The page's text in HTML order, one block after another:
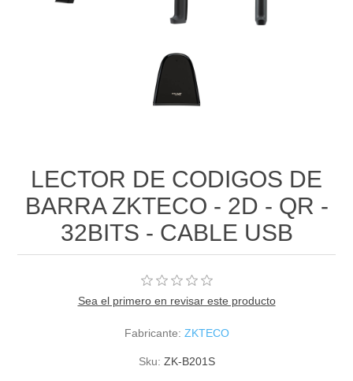
LECTOR DE CODIGOS DE
BARRA ZKTECO - 2D - QR -
32BITS - CABLE USB
Sea el primero en revisar este producto
Fabricante: ZKTECO
Sku: ZK-B201S